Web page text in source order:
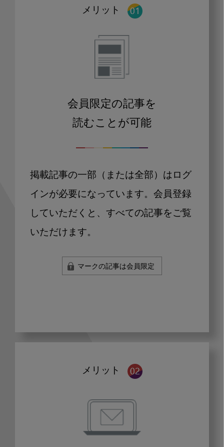
メリット
会員限定の記事を
読むことが可能
掲載記事の一部（または全部）はログ
インが必要になっています。会員登録
していただくと、すべての記事をご覧
いただけます。
マークの記事は会員限定
メリット